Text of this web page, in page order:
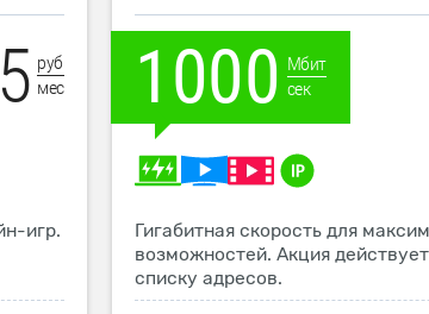
руб
мес
игр.
1000 Мбит
сек
Гигабитная скорость для
возможностей. Акция
списку адресов.